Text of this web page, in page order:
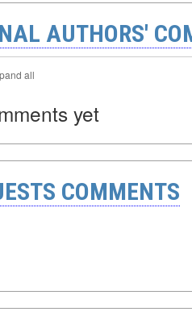
AUTHORS'
all
yet
COMMENTS